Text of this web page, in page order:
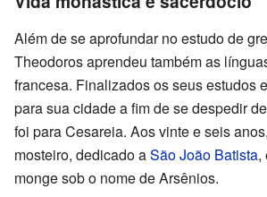
Além de se aprofundar no estudo de
Theodoros aprendeu também as
francesa. Finalizados os seus estudos
para sua cidade a fim de se despedir
foi para Cesareia. Aos vinte e seis
mosteiro, dedicado aSão João Batista,
monge sob o nome de Arsênios.